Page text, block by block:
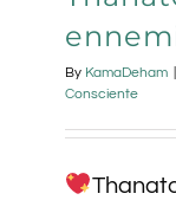
By KamaDeham
Consciente